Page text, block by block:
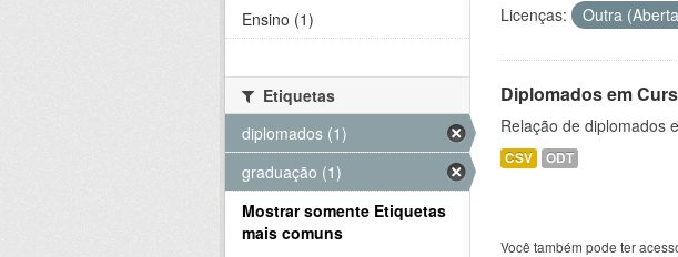
Licenças: Outra
Diplomados em
Relação de diplomados
CSV ODT
Você também pode ter
Ensino (1)
Etiquetas
diplomados (1)
graduação (1)
Mostrar somente Etiquetas
mais comuns